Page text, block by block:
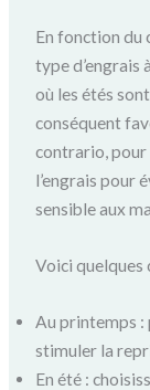
En fonction du
type d’engrais
où les étés
conséquent
contrario, pour
l’engrais pour
sensible aux
Voici quelques
Au printemps :
stimuler la
En été :